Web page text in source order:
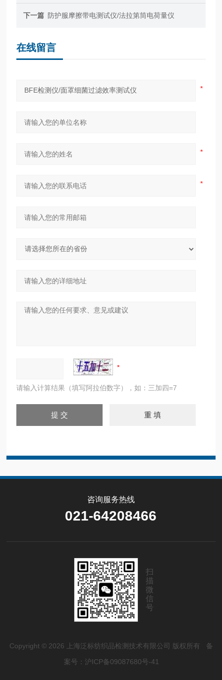
下一篇 防护服摩擦带电测试仪/法拉第筒电荷量仪
在线留言
请输入计算结果（填写阿拉伯数字），如：三加四=7
咨询服务热线
021-64208466
扫
描
微
信
号
Copyright © 2026 上海泛标纺织品检测技术有限公司 版权所有 备
案号：沪ICP备09087680号-41